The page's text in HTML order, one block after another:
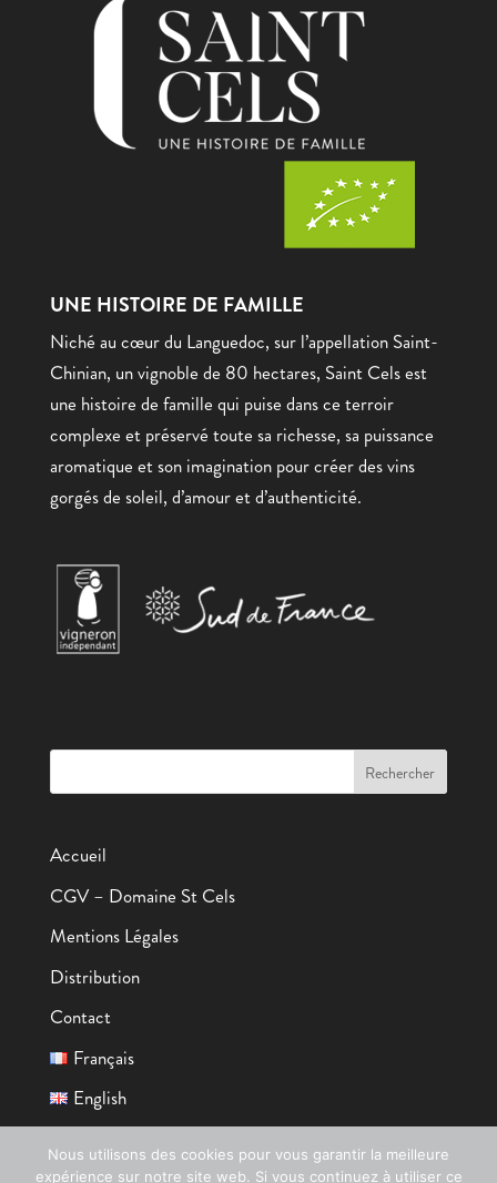
UNE HISTOIRE DE FAMILLE
Niché au cœur du Languedoc, sur l’appellation Saint-
Chinian, un vignoble de 80 hectares, Saint Cels est
une histoire de famille qui puise dans ce terroir
complexe et préservé toute sa richesse, sa puissance
aromatique et son imagination pour créer des vins
gorgés de soleil, d’amour et d’authenticité.
Accueil
CGV – Domaine St Cels
Mentions Légales
Distribution
Contact
Français
English
Nous utilisons des cookies pour vous garantir la meilleure
expérience sur notre site web. Si vous continuez à utiliser ce